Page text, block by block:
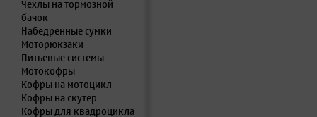
Чехлы на тормозной
бачок
Набедренные сумки
Моторюкзаки
Питьевые системы
Мотокофры
Кофры на мотоцикл
Кофры на скутер
Кофры для квадроцикла